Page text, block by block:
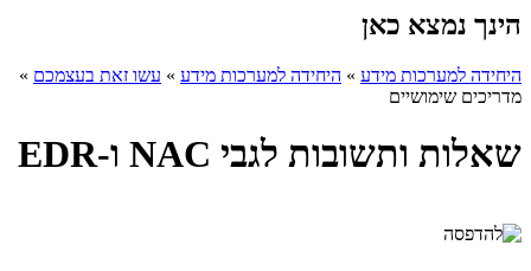
הינך נמצא כאן
היחידה למערכות מידע » היחידה למערכות מידע » עשו זאת בעצמכם »
מדריכים שימושיים
שאלות ותשובות לגבי NAC ו-EDR